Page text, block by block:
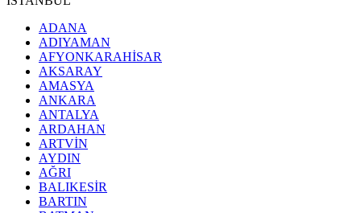
ADANA
ADIYAMAN
AFYONKARAHİSAR
AKSARAY
AMASYA
ANKARA
ANTALYA
ARDAHAN
ARTVİN
AYDIN
AĞRI
BALIKESİR
BARTIN